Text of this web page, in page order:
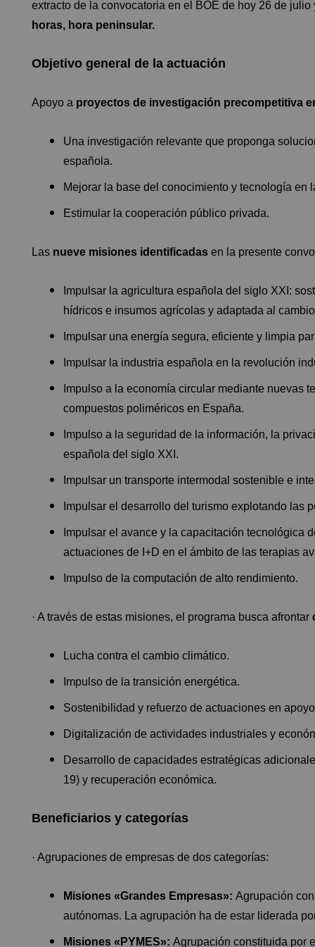
extracto de la convocatoria en el BOE de hoy 26 de julio
horas, hora peninsular.
Objetivo general de la actuación
Apoyo a proyectos de investigación precompetitiva
Una investigación relevante que proponga
española.
Mejorar la base del conocimiento y tecnología en
Estimular la cooperación público privada.
Las nueve misiones identificadas en la presente
Impulsar la agricultura española del siglo XXI:
hídricos e insumos agrícolas y adaptada al
Impulsar una energía segura, eficiente y limpia
Impulsar la industria española en la revolución
Impulso a la economía circular mediante nuevas
compuestos poliméricos en España.
Impulso a la seguridad de la información, la
española del siglo XXI.
Impulsar un transporte intermodal sostenible e
Impulsar el desarrollo del turismo explotando las
Impulsar el avance y la capacitación tecnológica
actuaciones de I+D en el ámbito de las terapias
Impulso de la computación de alto rendimiento.
· A través de estas misiones, el programa busca afrontar
Lucha contra el cambio climático.
Impulso de la transición energética.
Sostenibilidad y refuerzo de actuaciones en
Digitalización de actividades industriales y
Desarrollo de capacidades estratégicas
19) y recuperación económica.
Beneficiarios y categorías
· Agrupaciones de empresas de dos categorías:
Misiones «Grandes Empresas»: Agrupación
autónomas. La agrupación ha de estar liderada
Misiones «PYMES»: Agrupación constituida por